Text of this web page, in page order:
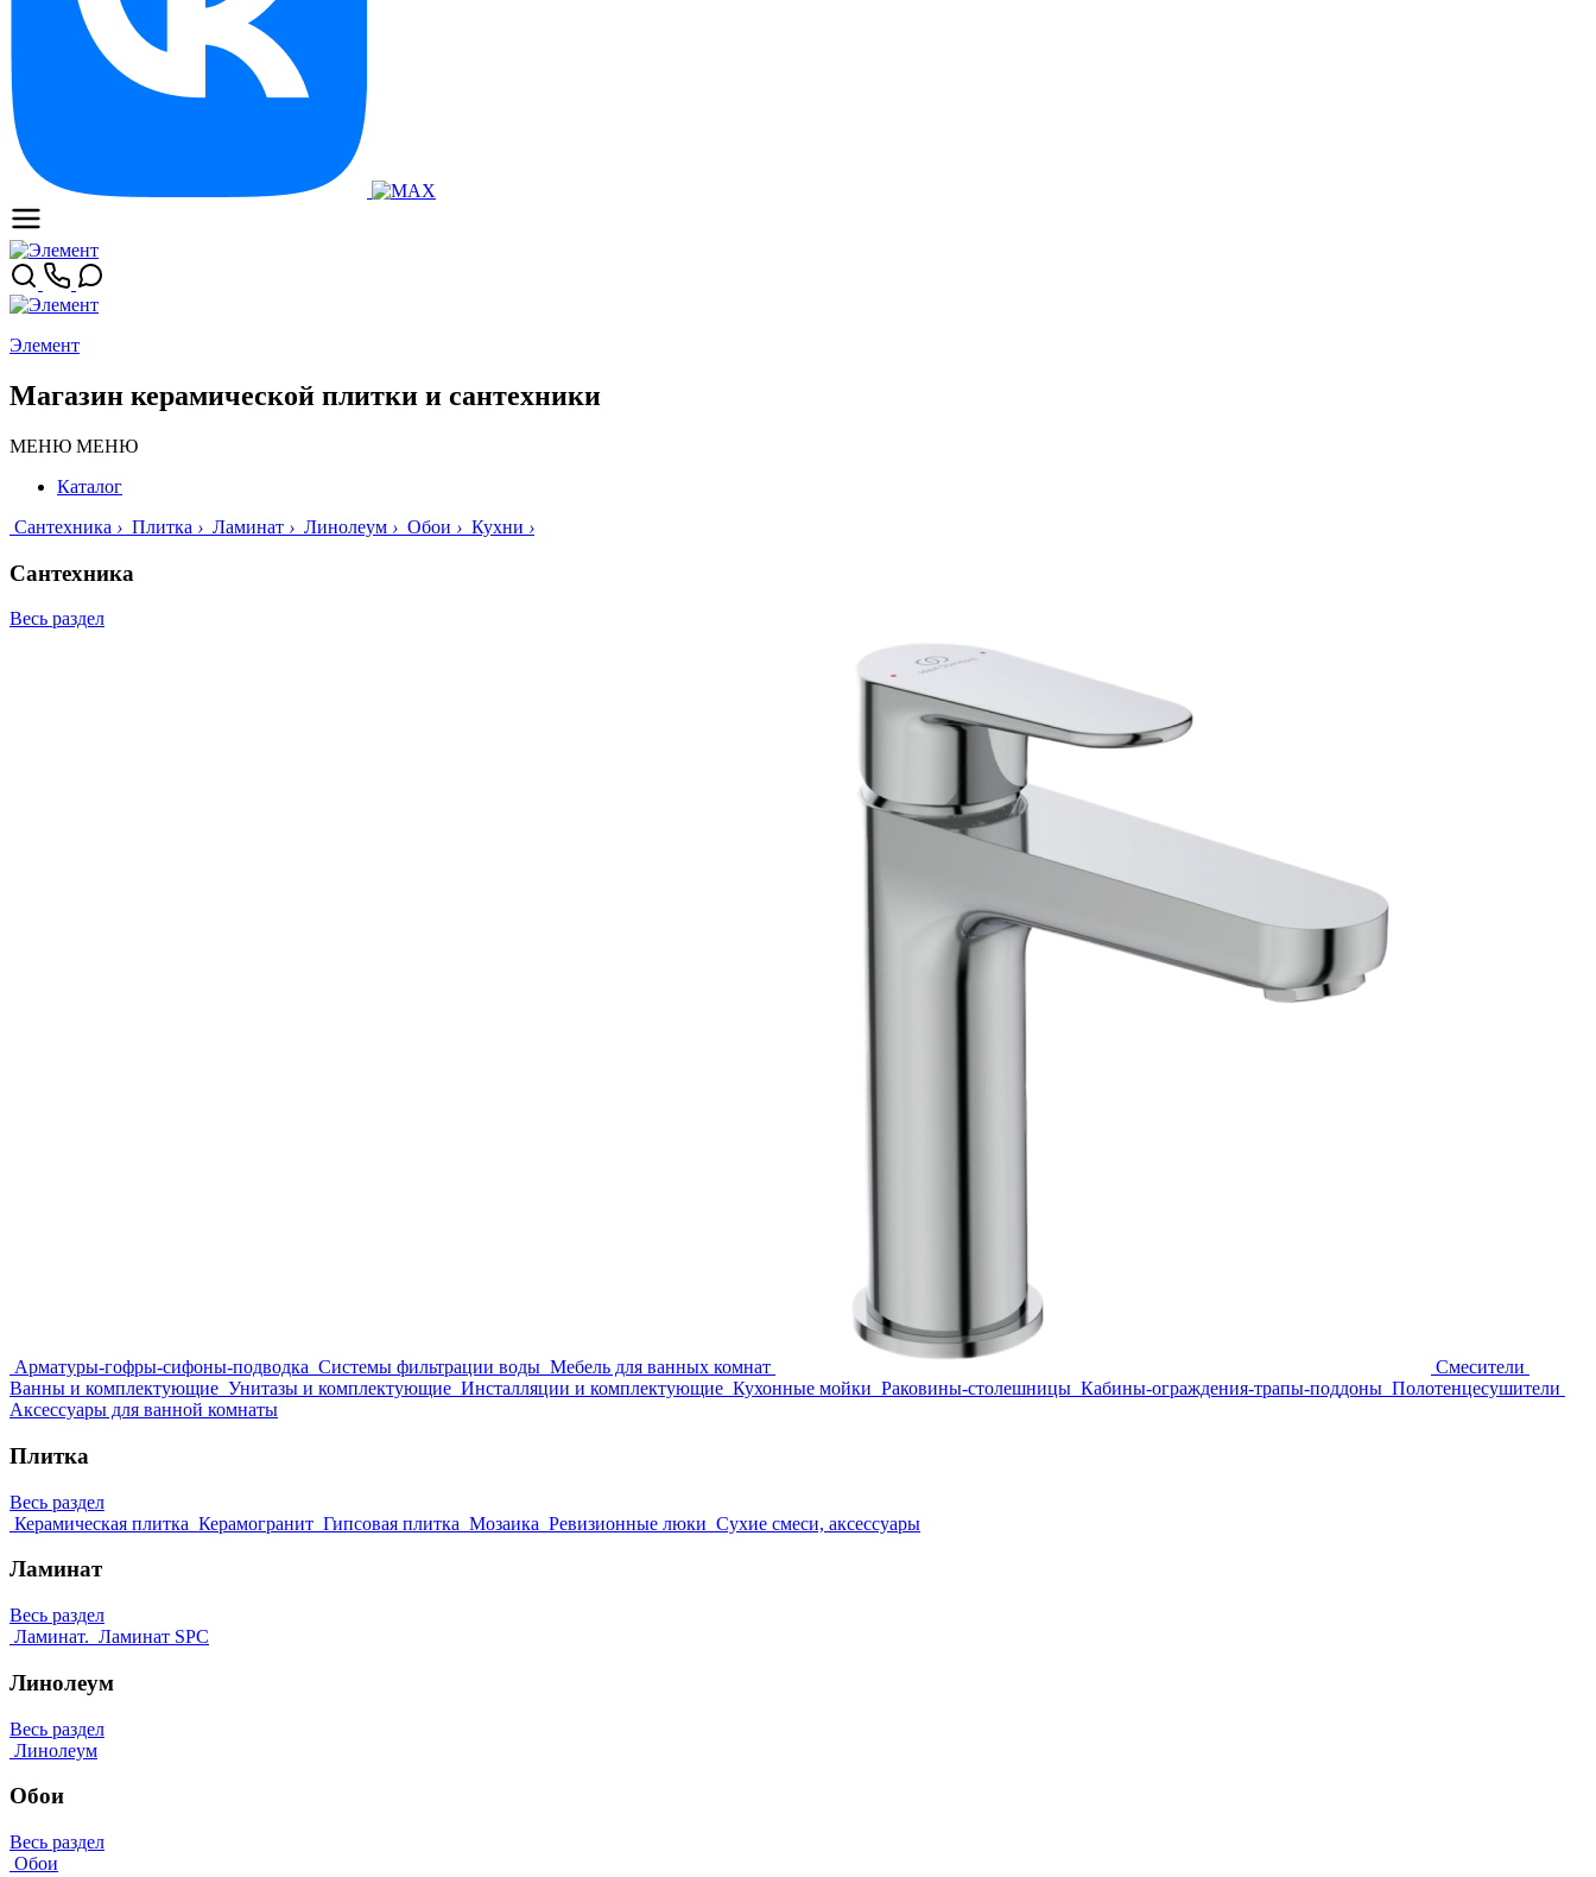
Элемент
Магазин керамической плитки и сантехники
МЕНЮ МЕНЮ
Каталог
Сантехника › Плитка › Ламинат › Линолеум › Обои › Кухни ›
Сантехника
Весь раздел
Арматуры-гофры-сифоны-подводка Системы фильтрации воды Мебель для ванных комнат
Смесители
Ванны и комплектующие Унитазы и комплектующие Инсталляции и комплектующие Кухонные мойки Раковины-столешницы Кабины-ограждения-трапы-поддоны Полотенцесушители
Аксессуары для ванной комнаты
Плитка
Весь раздел
Керамическая плитка Керамогранит Гипсовая плитка Мозаика Ревизионные люки Сухие смеси, аксессуары
Ламинат
Весь раздел
Ламинат. Ламинат SPC
Линолеум
Весь раздел
Линолеум
Обои
Весь раздел
Обои